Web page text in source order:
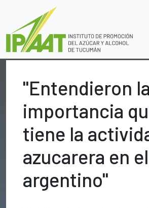
"Entendieron la
importancia
tiene la
azucarera en
argentino"